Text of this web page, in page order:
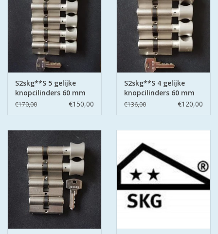
S2skg**S 5 gelijke
knopcilinders 60 mm
30-30
€170,00 €150,00
S2skg**S 4 gelijke
knopcilinders 60 mm
30-30
€136,00 €120,00